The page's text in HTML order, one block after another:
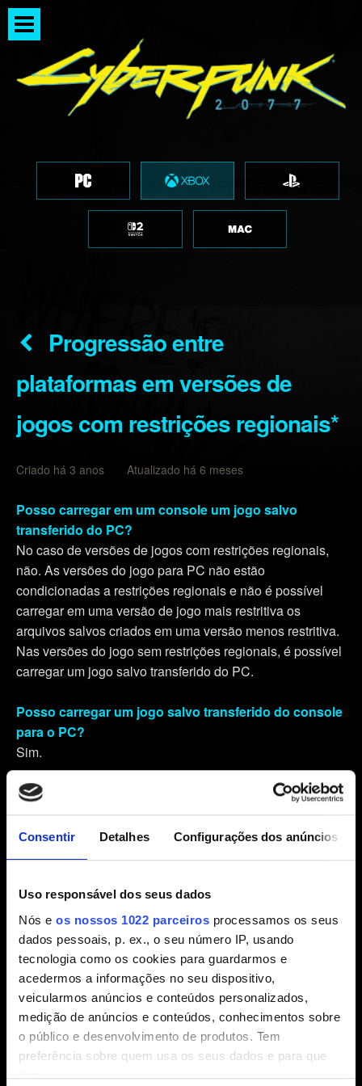
Consentir Detalhes Configurações dos anúncios
Uso responsável dos seus dados
Nós e os nossos 1022 parceiros processamos os seus
dados pessoais, p. ex., o seu número IP, usando
tecnologia como os cookies para guardarmos e
acedermos a informações no seu dispositivo,
veicularmos anúncios e conteúdos personalizados,
medição de anúncios e conteúdos, conhecimentos sobre
o público e desenvolvimento de produtos. Tem
preferência sobre quem usa os seus dados e para que
fins.
Progressão entre
plataformas em versões de
jogos com restrições regionais*
Criado há 3 anos Atualizado há 6 meses
Posso carregar em um console um jogo salvo
transferido do PC?
No caso de versões de jogos com restrições regionais,
não. As versões do jogo para PC não estão
condicionadas a restrições regionais e não é possível
carregar em uma versão de jogo mais restritiva os
arquivos salvos criados em uma versão menos restritiva.
Nas versões do jogo sem restrições regionais, é possível
carregar um jogo salvo transferido do PC.
Posso carregar um jogo salvo transferido do console
para o PC?
Sim.
Posso carregar um jogo salvo transferido entre PCs?
Sim.
Se o arquivo salvo foi criado na versão do jogo sem
restrições regionais, ele não pode ser carregado na
versão com restrições regionais. No entanto, ele será
compatível com outras versões de jogos sem restrições.
Os arquivos salvos criados em versões de jogos com
restrições regionais são compatíveis apenas com
versões iguais ou menos restritivas.
Posso carregar um jogo salvo transferido de uma